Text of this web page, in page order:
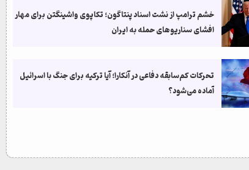
خشم ترامپ از نشت اسناد پنتاگون؛ تکاپوی واشینگتن برای مهار
افشای سناریوهای حمله به ایران
تحرکات کم‌سابقه دفاعی در آنکارا؛ آیا ترکیه برای جنگ با اسرائیل
آماده می‌شود؟